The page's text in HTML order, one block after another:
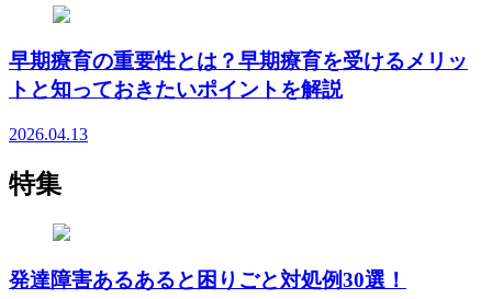
早期療育の重要性とは？早期療育を受けるメリッ
トと知っておきたいポイントを解説
2026.04.13
特集
発達障害あるあると困りごと対処例30選！